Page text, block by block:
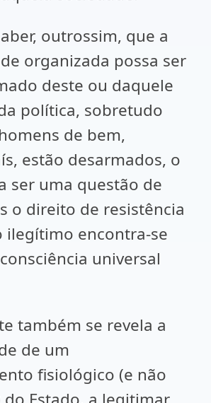
outrossim, que a
organizada possa ser
deste ou daquele
política, sobretudo
de bem,
estão desarmados, o
ser uma questão de
o direito de resistência
ilegítimo encontra-se
universal
também se revela a
de um
fisiológico (e não